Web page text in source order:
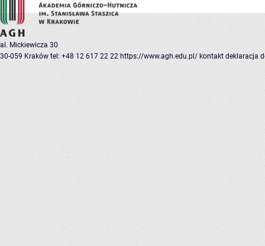
al. Mickiewicza 30
30-059 Kraków tel: +48 12 617 22 22 https://www.agh.edu.pl/ kontakt deklaracja